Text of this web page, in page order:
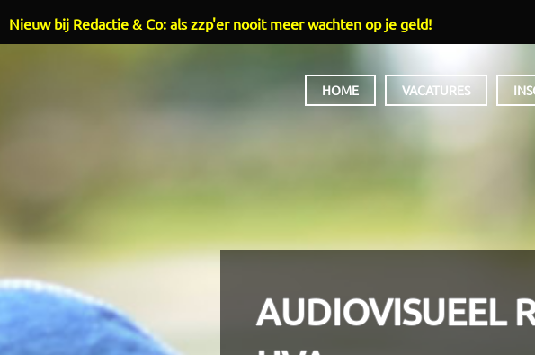
HOME VACATURES
AUDIOVISUEEL
Nieuw bij Redactie & Co: als zzp'er nooit meer wachten op je geld!